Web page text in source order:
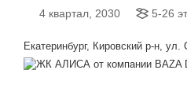
4 квартал, 2030 5-26
Екатеринбург, Кировский р-н, ул.